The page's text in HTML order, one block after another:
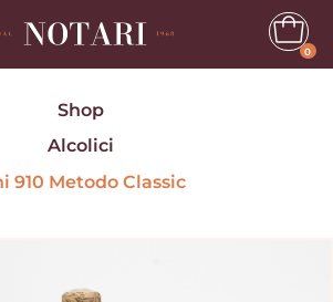
0
Shop
Alcolici
910 Metodo Classic